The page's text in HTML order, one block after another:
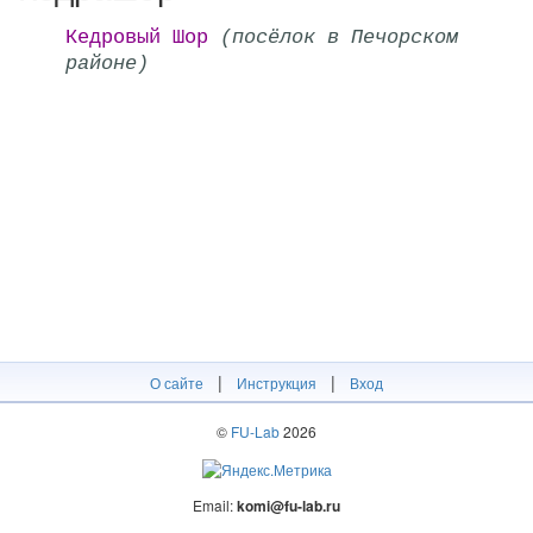
Кедровый Шор
(посёлок в Печорском
районе)
О сайте | Инструкция | Вход
© FU-Lab2026
Email:komi@fu-lab.ru